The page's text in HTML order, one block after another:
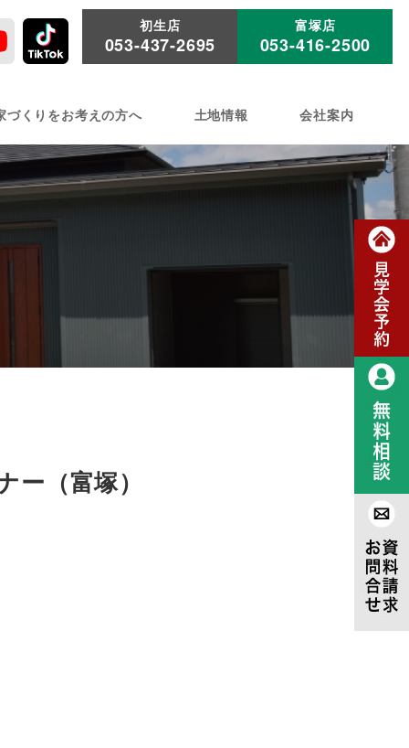
初生店
053-437-2695
富塚店
053-416-2500
づくりをお考えの方へ 土地情報 会社案内
（富塚）